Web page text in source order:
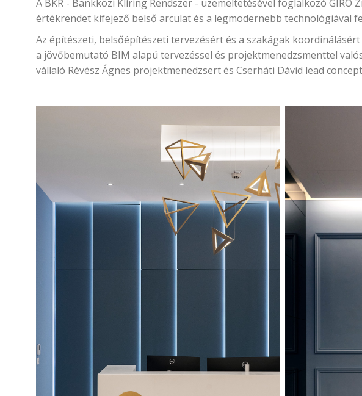
A BKR - Bankközi Klíring Rendszer - üzemeltetésével foglalkozó
értékrendet kifejező belső arculat és a legmodernebb technológiával
Az építészeti, belsőépítészeti tervezésért és a szakágak
a jövőbemutató BIM alapú tervezéssel és projektmenedzsmenttel
vállaló Révész Ágnes projektmenedzsert és Cserháti Dávid lead